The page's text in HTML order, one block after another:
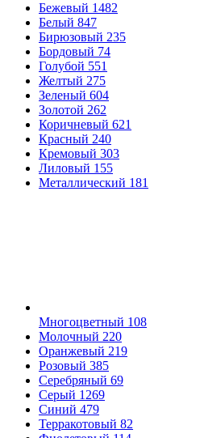
Бежевый 1482
Белый 847
Бирюзовый 235
Бордовый 74
Голубой 551
Желтый 275
Зеленый 604
Золотой 262
Коричневый 621
Красный 240
Кремовый 303
Лиловый 155
Металлический 181
Многоцветный 108
Молочный 220
Оранжевый 219
Розовый 385
Серебряный 69
Серый 1269
Синий 479
Терракотовый 82